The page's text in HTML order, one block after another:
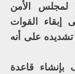
لمجلس الأمن
إبقاء القوات
على أنه
بإنشاء قاعدة